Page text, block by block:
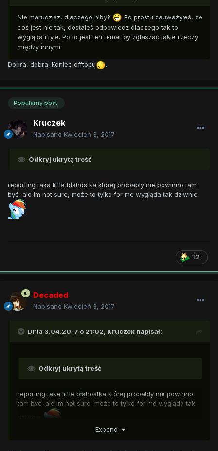
Nie marudzisz, dlaczego niby?
Po prostu zauważyłeś, że
coś jest nie tak, dostałeś odpowiedź dlaczego tak to
wygląda i tyle. Po to jest ten temat by zgłaszać takie rzeczy
między innymi.
Dobra, dobra. Koniec offtopu .
Popularny post.
Kruczek
Napisano Kwiecień 3, 2017
Odkryj ukrytą treść
reporting taka little błahostka której probably nie powinno tam
być, ale im not sure, może to tylko for me wygląda tak dziwnie
12
Decaded
Napisano Kwiecień 3, 2017
Dnia 3.04.2017 o 21:02, Kruczek napisał:
Odkryj ukrytą treść
reporting taka little błahostka której probably nie powinno
tam być, ale im not sure, może to tylko for me wygląda tak
Expand